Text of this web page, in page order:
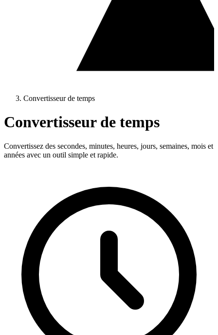
Convertisseur de temps
Convertisseur de temps
Convertissez des secondes, minutes, heures, jours, semaines, mois et
années avec un outil simple et rapide.